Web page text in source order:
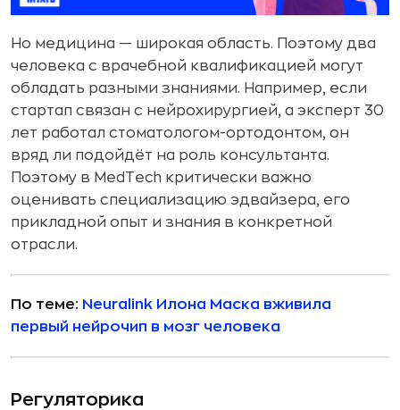
Но медицина — широкая область. Поэтому два
человека с врачебной квалификацией могут
обладать разными знаниями. Например, если
стартап связан с нейрохирургией, а эксперт 30
лет работал стоматологом-ортодонтом, он
вряд ли подойдёт на роль консультанта.
Поэтому в MedTech критически важно
оценивать специализацию эдвайзера, его
прикладной опыт и знания в конкретной
отрасли.
По теме: Neuralink Илона Маска вживила
первый нейрочип в мозг человека
Регуляторика